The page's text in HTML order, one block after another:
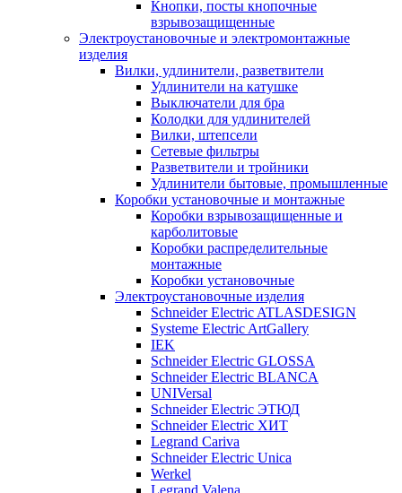
Кнопки, посты кнопочные
взрывозащищенные
Электроустановочные и электромонтажные
изделия
Вилки, удлинители, разветвители
Удлинители на катушке
Выключатели для бра
Колодки для удлинителей
Вилки, штепсели
Сетевые фильтры
Разветвители и тройники
Удлинители бытовые, промышленные
Коробки установочные и монтажные
Коробки взрывозащищенные и
карболитовые
Коробки распределительные
монтажные
Коробки установочные
Электроустановочные изделия
Schneider Electric ATLASDESIGN
Systeme Electric ArtGallery
IEK
Schneider Electric GLOSSA
Schneider Electric BLANCA
UNIVersal
Schneider Electric ЭТЮД
Schneider Electric ХИТ
Legrand Cariva
Schneider Electric Unica
Werkel
Legrand Valena